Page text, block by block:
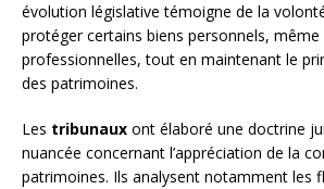
évolution législative témoigne de la
protéger certains biens personnels,
professionnelles, tout en maintenant le
des patrimoines.
Les tribunaux ont élaboré une doctrine
nuancée concernant l’appréciation de la
patrimoines. Ils analysent notamment les